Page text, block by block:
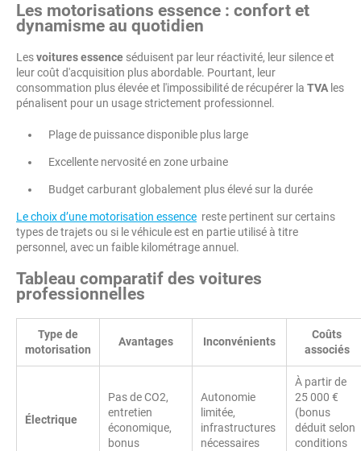
Les motorisations essence : confort et
dynamisme au quotidien
Lesvoitures essence séduisent par leur réactivité, leur silence et
leur coût d'acquisition plus abordable. Pourtant, leur
consommation plus élevée et l'impossibilité de récupérer la TVAles
pénalisent pour un usage strictement professionnel.
Plage de puissance disponible plus large
Excellente nervosité en zone urbaine
Budget carburant globalement plus élevé sur la durée
Le choix d’une motorisation essence reste pertinent sur certains
types de trajets ou si le véhicule est en partie utilisé à titre
personnel, avec un faible kilométrage annuel.
Tableau comparatif des voitures
professionnelles
Type de
motorisation
Avantages Inconvénients
Coûts
associés
Électrique
Pas de CO2​,
entretien
économique,
bonus
Autonomie
limitée,
infrastructures
nécessaires
À partir de
25 000 €
(bonus
déduit selon
conditions